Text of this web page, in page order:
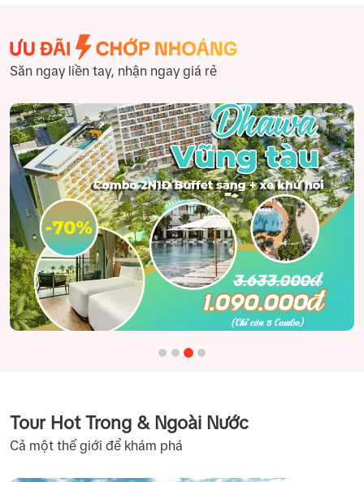
Săn ngay liền tay, nhận ngay giá rẻ
Tour Hot Trong & Ngoài Nước
Cả một thế giới để khám phá